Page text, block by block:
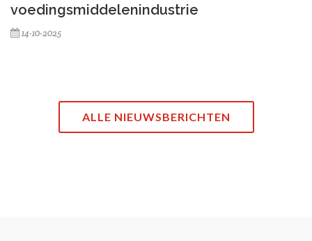
voedingsmiddelenindustrie
14-10-2025
ALLE NIEUWSBERICHTEN